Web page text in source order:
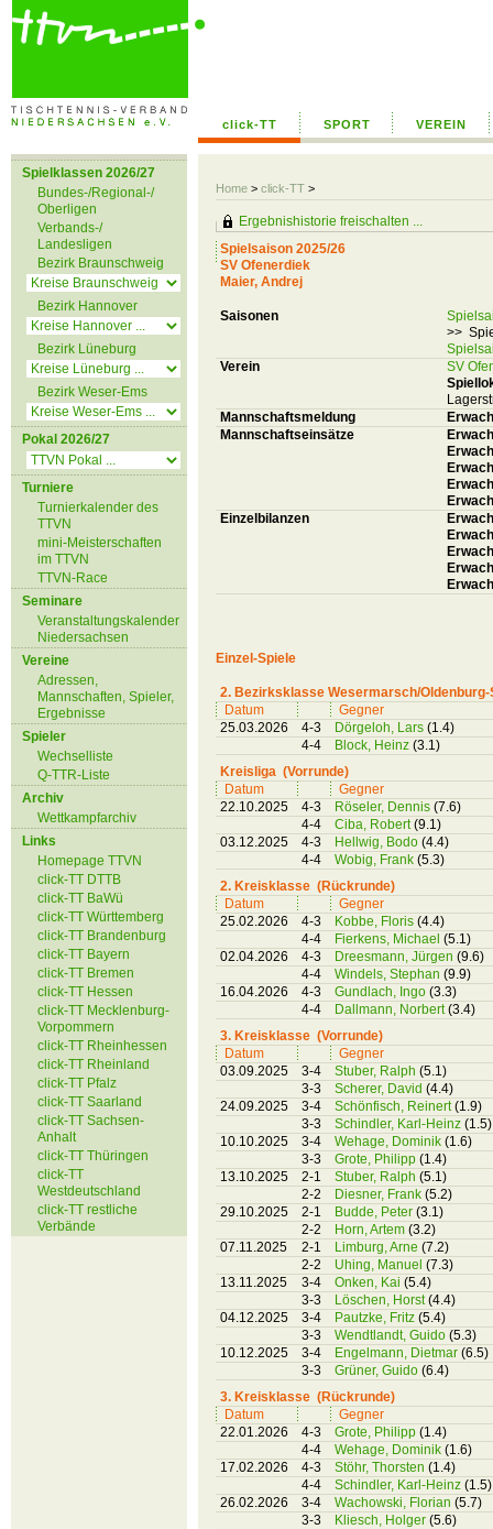
click-TT SPORT VEREIN
Home > click-TT >
Spielklassen 2026/27
Bundes-/Regional-/
Oberligen
Verbands-/
Landesligen
Bezirk Braunschweig
Bezirk Hannover
Bezirk Lüneburg
Bezirk Weser-Ems
Pokal 2026/27
Turniere
Turnierkalender des
TTVN
mini-Meisterschaften
im TTVN
TTVN-Race
Seminare
Veranstaltungskalender
Niedersachsen
Vereine
Adressen,
Mannschaften, Spieler,
Ergebnisse
Spieler
Wechselliste
Q-TTR-Liste
Archiv
Wettkampfarchiv
Links
Homepage TTVN
click-TT DTTB
click-TT BaWü
click-TT Württemberg
click-TT Brandenburg
click-TT Bayern
click-TT Bremen
click-TT Hessen
click-TT Mecklenburg-
Vorpommern
click-TT Rheinhessen
click-TT Rheinland
click-TT Pfalz
click-TT Saarland
click-TT Sachsen-
Anhalt
click-TT Thüringen
click-TT
Westdeutschland
click-TT restliche
Verbände
Ergebnishistorie freischalten ...
Spielsaison 2025/26
SV Ofenerdiek
Maier, Andrej
Saisonen
>>
Verein
SV
Mannschaftsmeldung
Mannschaftseinsätze
Einzelbilanzen
Einzel-Spiele
2. Bezirksklasse Wesermarsch/
Datum
Gegner
25.03.2026
4-3 Dörgeloh, Lars (1.4)
4-4
Block, Heinz (3.1)
Kreisliga (Vorrunde)
Datum
Gegner
22.10.2025
4-3 Röseler, Dennis (7.6)
4-4
Ciba, Robert(9.1)
03.12.2025
4-3 Hellwig, Bodo (4.4)
4-4
Wobig, Frank (5.3)
2. Kreisklasse (Rückrunde)
Datum
Gegner
25.02.2026
4-3 Kobbe, Floris (4.4)
4-4
Fierkens, Michael (5.1)
02.04.2026
4-3 Dreesmann, Jürgen (9.6)
4-4
Windels, Stephan (9.9)
16.04.2026
4-3 Gundlach, Ingo (3.3)
4-4
Dallmann, Norbert(3.4)
3. Kreisklasse (Vorrunde)
Datum
Gegner
03.09.2025
3-4 Stuber, Ralph (5.1)
3-3
Scherer, David (4.4)
24.09.2025
3-4 Schönfisch, Reinert(1.9)
3-3
Schindler, Karl-Heinz (1.5)
10.10.2025
3-4 Wehage, Dominik (1.6)
3-3
Grote, Philipp (1.4)
13.10.2025
2-1 Stuber, Ralph (5.1)
2-2
Diesner, Frank (5.2)
29.10.2025
2-1 Budde, Peter (3.1)
2-2
Horn, Artem (3.2)
07.11.2025
2-1 Limburg, Arne (7.2)
2-2
Uhing, Manuel (7.3)
13.11.2025
3-4 Onken, Kai (5.4)
3-3
Löschen, Horst(4.4)
04.12.2025
3-4 Pautzke, Fritz (5.4)
3-3
Wendtlandt, Guido (5.3)
10.12.2025
3-4 Engelmann, Dietmar (6.5)
3-3
Grüner, Guido (6.4)
3. Kreisklasse (Rückrunde)
Datum
Gegner
22.01.2026
4-3 Grote, Philipp (1.4)
4-4
Wehage, Dominik (1.6)
17.02.2026
4-3 Stöhr, Thorsten (1.4)
4-4
Schindler, Karl-Heinz (1.5)
26.02.2026
3-4 Wachowski, Florian (5.7)
3-3
Kliesch, Holger (5.6)